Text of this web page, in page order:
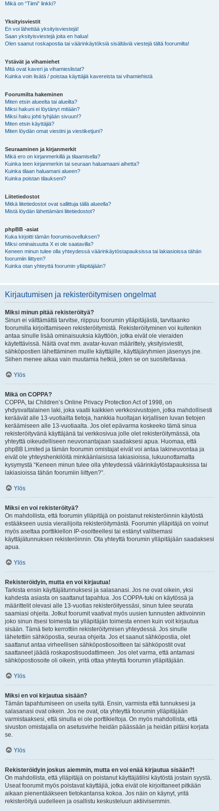
Mikä on “Tiimi” linkki?
Yksityisviestit
En voi lähettää yksityisviestejä!
Saan yksityisviestejä joita en halua!
Olen saanut roskapostia tai väärinkäytöksiä sisältäviä viestejä tältä foorumilta!
Ystävät ja vihamiehet
Mitä ovat kaveri ja vihamieslistat?
Kuinka voin lisätä / poistaa käyttäjiä kavereista tai vihamiehistä
Foorumilta hakeminen
Miten etsin alueelta tai alueilta?
Miksi hakuni ei löytänyt mitään?
Miksi haku johti tyhjään sivuun!?
Miten etsin käyttäjiä?
Miten löydän omat viestini ja viestiketjuni?
Seuraaminen ja kirjanmerkit
Mikä ero on kirjanmerkillä ja tilaamisella?
Kuinka teen kirjanmerkin tai seuraan haluamaani aihetta?
Kuinka tilaan haluamani alueen?
Kuinka poistan tilaukseni?
Liitetiedostot
Mitkä liitetiedostot ovat sallittuja tällä alueella?
Mistä löydän lähettämäni liitetiedostot?
phpBB -asiat
Kuka kirjoitti tämän foorumisovelluksen?
Miksi ominaisuutta X ei ole saatavilla?
Keneen minun tulee olla yhteydessä väärinkäytöstapauksissa tai lakiasioissa tähän
foorumiin liittyen?
Kuinka otan yhteyttä foorumin ylläpitäjään?
Kirjautumisen ja rekisteröitymisen ongelmat
Miksi minun pitää rekisteröityä?
Sinun ei välttämättä tarvitse, riippuu foorumin ylläpitäjästä, tarvitaanko
foorumilla kirjoittamiseen rekisteröitymistä. Rekisteröityminen voi kuitenkin
antaa sinulle lisää ominaisuuksia käyttöön, jotka eivät ole vieraiden
käytettävissä. Näitä ovat mm. avatar-kuvan määrittely, yksityisviestit,
sähköpostien lähettäminen muille käyttäjille, käyttäjäryhmien jäsenyys jne.
Siihen menee aikaa vain muutamia hetkiä, joten se on suositeltavaa.
Ylös
Mikä on COPPA?
COPPA, tai Children’s Online Privacy Protection Act of 1998, on
yhdysvaltalainen laki, joka vaatii kaikkien verkkosivustojen, jotka mahdollisesti
keräävät alle 13-vuotiailta tietoja, hankkia huoltajan kirjallisen luvan tietojen
keräämiseen alle 13-vuotiaalta. Jos olet epävarma koskeeko tämä sinua
rekisteröityvänä käyttäjänä tai verkkosivua jolle olet rekisteröitymässä, ota
yhteyttä oikeudelliseen neuvonantajaan saadaksesi apua. Huomaa, että
phpBB Limited ja tämän foorumin omistajat eivät voi antaa lakineuvontaa ja
eivät ole yhteyshenkilöitä minkäänlaisissa lakiasioissa, lukuunottamatta
kysymystä “Keneen minun tulee olla yhteydessä väärinkäytöstapauksissa tai
lakiasioissa tähän foorumiin liittyen?”.
Ylös
Miksi en voi rekisteröityä?
On mahdollista, että foorumin ylläpitäjä on poistanut rekisteröinnin käytöstä
estääkseen uusia vierailijoita rekisteröitymästä. Foorumin ylläpitäjä on voinut
myös asettaa porttikiellon IP-osoitteellesi tai estänyt valitsemasi
käyttäjätunnuksen rekisteröinnin. Ota yhteyttä foorumin ylläpitäjään saadaksesi
apua.
Ylös
Rekisteröidyin, mutta en voi kirjautua!
Tarkista ensin käyttäjätunnuksesi ja salasanasi. Jos ne ovat oikein, yksi
kahdesta asiasta on saattanut tapahtua. Jos COPPA-tuki on käytössä ja
määrittelit olevasi alle 13-vuotias rekisteröityessäsi, sinun tulee seurata
saamiasi ohjeita. Jotkut foorumit vaativat myös uusien tunnusten aktivoinnin
joko sinun itsesi toimesta tai ylläpitäjän toimesta ennen kuin voit kirjautua
sisään. Tämä tieto kerrottiin rekisteröitymisen yhteydessä. Jos sinulle
lähetettiin sähköpostia, seuraa ohjeita. Jos et saanut sähköpostia, olet
saattanut antaa virheellisen sähköpostiosoitteen tai sähköpostit ovat
saattaneet jäädä roskapostisuodattimeen. Jos olet varma, että antamasi
sähköpostiosoite oli oikein, yritä ottaa yhteyttä foorumin ylläpitäjään.
Ylös
Miksi en voi kirjautua sisään?
Tämän tapahtumiseen on useita syitä. Ensin, varmista että tunnuksesi ja
salasanasi ovat oikein. Jos ne ovat, ota yhteyttä foorumin ylläpitäjään
varmistaaksesi, että sinulla ei ole porttikieltoja. On myös mahdollista, että
sivuston omistajalla on asetusvirhe heidän päässään ja heidän pitäisi korjata
se.
Ylös
Rekisteröidyin joskus aiemmin, mutta en voi enää kirjautua sisään?!
On mahdollista, että ylläpitäjä on poistanut käyttäjätilisi käytöstä jostain syystä.
Useat foorumit myös poistavat käyttäjiä, jotka eivät ole kirjoittaneet pitkään
aikaan pienentääkseen tietokantansa kokoa. Jos näin on käynyt, yritä
rekisteröityä uudelleen ja osallistu keskusteluun aktiivisemmin.